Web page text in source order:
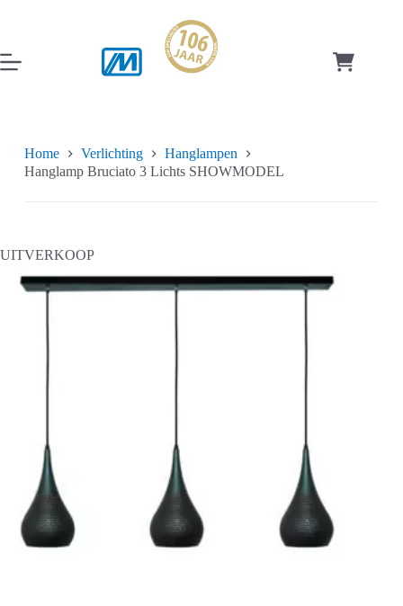
inhoud
Home Verlichting
Hanglampen
Hanglamp Bruciato 3 Lichts SHOWMODEL
UITVERKOOP